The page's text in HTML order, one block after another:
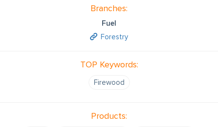
Branches:
Fuel
Forestry
TOP Keywords:
Firewood
Products: